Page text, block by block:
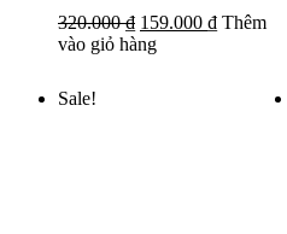
320.000₫ 159.000 ₫ Thêm
vào giỏ hàng
Sale!